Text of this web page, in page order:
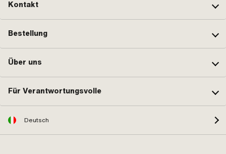
Kontakt
Bestellung
Über uns
Für Verantwortungsvolle
Deutsch